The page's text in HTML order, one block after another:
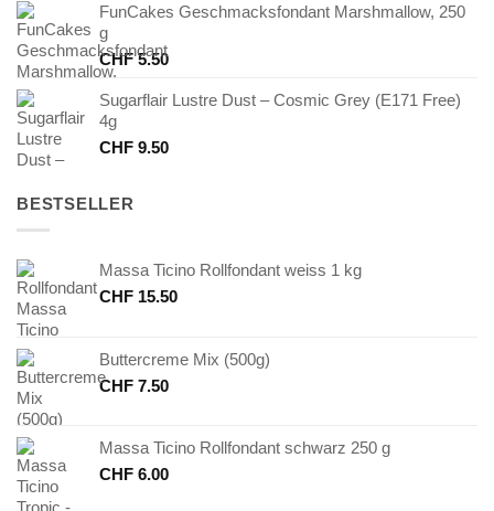
FunCakes Geschmacksfondant Marshmallow, 250
g
CHF5.50
Sugarflair Lustre Dust – Cosmic Grey (E171 Free)
4g
CHF 9.50
BESTSELLER
Massa Ticino Rollfondant weiss 1 kg
CHF 15.50
Buttercreme Mix (500g)
CHF 7.50
Massa Ticino Rollfondant schwarz 250 g
CHF 6.00